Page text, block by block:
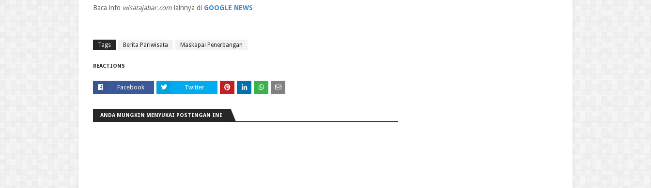
Baca info wisatajabar.com lainnya di GOOGLE NEWS
Tags Berita Pariwisata Maskapai Penerbangan
REACTIONS
Facebook Twitter
ANDA MUNGKIN MENYUKAI POSTINGAN INI